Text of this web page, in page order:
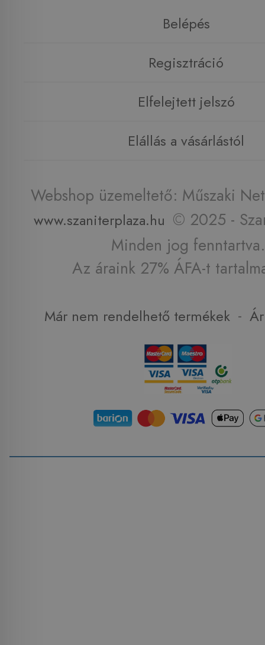
Belépés
Regisztráció
Elfelejtett jelszó
Elállás a vásárlástól
Webshop üzemeltető: Műszaki
www.szaniterplaza.hu © 2025 -
Minden jog fenntartva.
Az áraink 27% ÁFA-t
Már nem rendelhető termékek -